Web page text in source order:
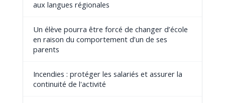
aux langues régionales
Un élève pourra être forcé de changer d’école
en raison du comportement d’un de ses
parents
Incendies : protéger les salariés et assurer la
continuité de l'activité